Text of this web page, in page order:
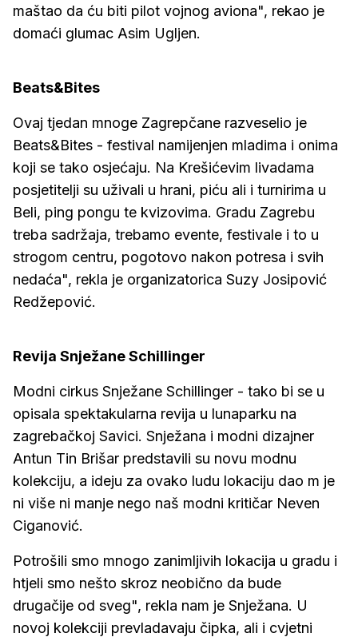
maštao da ću biti pilot vojnog aviona", rekao je
domaći glumac Asim Ugljen.
Beats&Bites
Ovaj tjedan mnoge Zagrepčane razveselio je
Beats&Bites - festival namijenjen mladima i onima
koji se tako osjećaju. Na Krešićevim livadama
posjetitelji su uživali u hrani, piću ali i turnirima u
Beli, ping pongu te kvizovima. Gradu Zagrebu
treba sadržaja, trebamo evente, festivale i to u
strogom centru, pogotovo nakon potresa i svih
nedaća", rekla je organizatorica Suzy Josipović
Redžepović.
Revija Snježane Schillinger
Modni cirkus Snježane Schillinger - tako bi se u
opisala spektakularna revija u lunaparku na
zagrebačkoj Savici. Snježana i modni dizajner
Antun Tin Brišar predstavili su novu modnu
kolekciju, a ideju za ovako ludu lokaciju dao m je
ni više ni manje nego naš modni kritičar Neven
Ciganović.
Potrošili smo mnogo zanimljivih lokacija u gradu i
htjeli smo nešto skroz neobično da bude
drugačije od sveg", rekla nam je Snježana. U
novoj kolekciji prevladavaju čipka, ali i cvjetni